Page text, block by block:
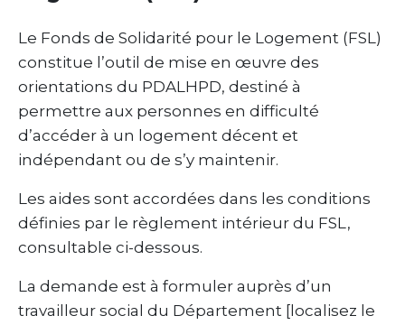
Le Fonds de Solidarité pour le Logement (FSL)
constitue l’outil de mise en œuvre des
orientations du PDALHPD, destiné à
permettre aux personnes en difficulté
d’accéder à un logement décent et
indépendant ou de s’y maintenir.
Les aides sont accordées dans les conditions
définies par le règlement intérieur du FSL,
consultable ci-dessous.
La demande est à formuler auprès d’un
travailleur social du Département [localisez le